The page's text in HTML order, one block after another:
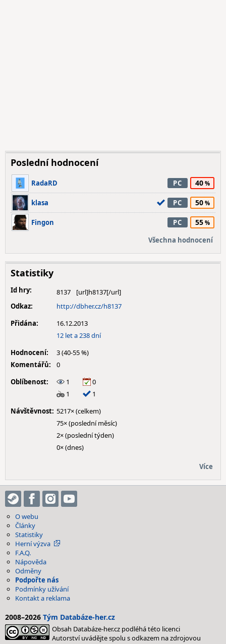
Poslední hodnocení
RadaRD PC 40
klasa PC 50
Fingon PC 55
Všechna hodnocení
Statistiky
Id hry:
8137
Odkaz:
http://dbher.cz/h8137
Přidána:
16.12.2013
12 let a 238 dní
Hodnocení:
3 (40-55 %)
Komentářů:
0
Oblíbenost:
1
0
1
1
Návštěvnost: 5217× (celkem)
75× (poslední měsíc)
2× (poslední týden)
0× (dnes)
Více
O webu
Články
Statistiky
Herní výzva
F.A.Q.
Nápověda
Odměny
Podpořte nás
Podmínky užívání
Kontakt a reklama
2008–2026 Tým Databáze-her.cz
Obsah Databáze-her.cz podléhá této licenci
Autorství uvádějte spolu s odkazem na zdrojovou